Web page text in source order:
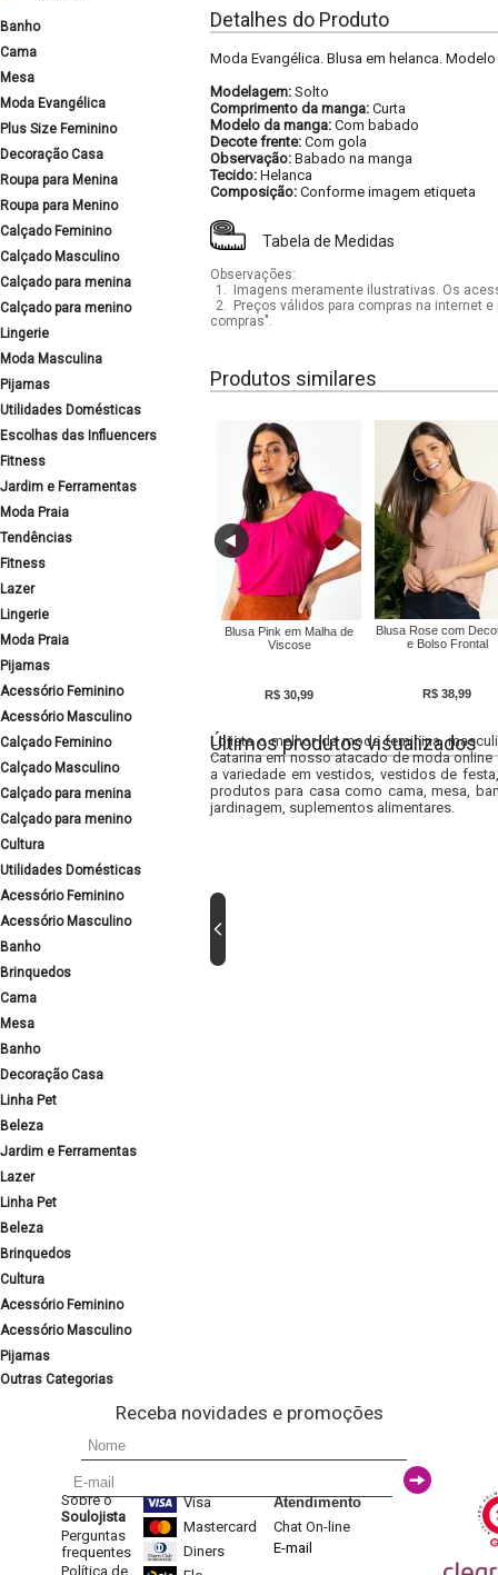
Banho
Cama
Mesa
Moda Evangélica
Plus Size Feminino
Decoração Casa
Roupa para Menina
Roupa para Menino
Calçado Feminino
Calçado Masculino
Calçado para menina
Calçado para menino
Lingerie
Moda Masculina
Pijamas
Utilidades Domésticas
Escolhas das Influencers
Fitness
Jardim e Ferramentas
Moda Praia
Tendências
Fitness
Lazer
Lingerie
Moda Praia
Pijamas
Acessório Feminino
Acessório Masculino
Calçado Feminino
Calçado Masculino
Calçado para menina
Calçado para menino
Cultura
Utilidades Domésticas
Acessório Feminino
Acessório Masculino
Banho
Brinquedos
Cama
Mesa
Banho
Decoração Casa
Linha Pet
Beleza
Jardim e Ferramentas
Lazer
Linha Pet
Beleza
Brinquedos
Cultura
Acessório Feminino
Acessório Masculino
Pijamas
Outras Categorias
Detalhes do Produto
Moda Evangélica. Blusa em helanca.
Modelagem: Solto
Comprimento da manga: Curta
Modelo da manga: Com babado
Decote frente: Com gola
Observação: Babado na manga
Tecido: Helanca
Composição: Conforme imagem etiqueta
Tabela de Medidas
Observações:
1.
Imagens meramente ilustrativas. Os
2.
Preços válidos para compras na internet
compras".
Produtos similares
Blusa Pink em Malha de
Viscose
R$ 30,99
Blusa Rose com
e Bolso Frontal
R$ 38,99
Últimos produtos visualizados
Lojista o melhor da moda feminina,
Catarina em nosso atacado de moda
a variedade em vestidos, vestidos de
produtos para casa como cama, mesa,
jardinagem, suplementos alimentares.
Receba novidades e promoções
Sobre o
Soulojista
Perguntas
frequentes
Política de
Visa
Mastercard
Diners
Atendimento
Chat On-line
E-mail